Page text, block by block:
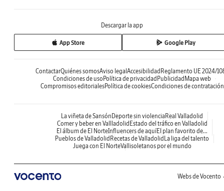
Descargar la app
App Store Google Play
ContactarQuiénes somosAviso legal Accesibilidad Reglamento UE 2024/
Condiciones de uso Política de privacidad Publicidad Mapa web
Compromisos editorialesPolítica de cookiesCondiciones de contratación
La viñeta de Sansón Deporte sin violencia Real Valladolid
Comer y beber en Vallladolid Estado del tráfico en Valladolid
El álbum de El NorteInfluencers de aquíEl plan favorito de...
Pueblos de Valladolid Recetas de Valladolid La liga del talento
Juega con El NorteVallisoletanos por el mundo
Webs de Vocento